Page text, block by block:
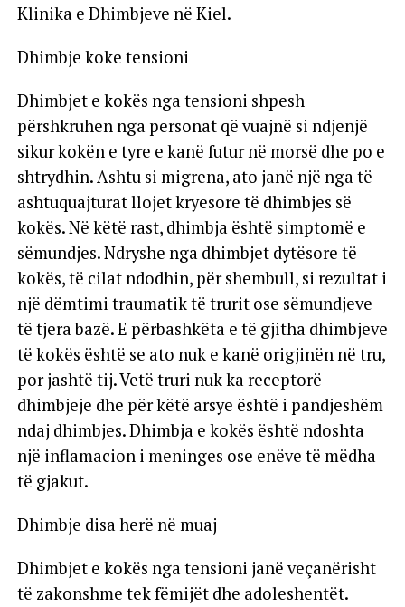
Klinika e Dhimbjeve në Kiel.
Dhimbje koke tensioni
Dhimbjet e kokës nga tensioni shpesh
përshkruhen nga personat që vuajnë si ndjenjë
sikur kokën e tyre e kanë futur në morsë dhe po e
shtrydhin. Ashtu si migrena, ato janë një nga të
ashtuquajturat llojet kryesore të dhimbjes së
kokës. Në këtë rast, dhimbja është simptomë e
sëmundjes. Ndryshe nga dhimbjet dytësore të
kokës, të cilat ndodhin, për shembull, si rezultat i
një dëmtimi traumatik të trurit ose sëmundjeve
të tjera bazë. E përbashkëta e të gjitha dhimbjeve
të kokës është se ato nuk e kanë origjinën në tru,
por jashtë tij. Vetë truri nuk ka receptorë
dhimbjeje dhe për këtë arsye është i pandjeshëm
ndaj dhimbjes. Dhimbja e kokës është ndoshta
një inflamacion i meninges ose enëve të mëdha
të gjakut.
Dhimbje disa herë në muaj
Dhimbjet e kokës nga tensioni janë veçanërisht
të zakonshme tek fëmijët dhe adoleshentët.